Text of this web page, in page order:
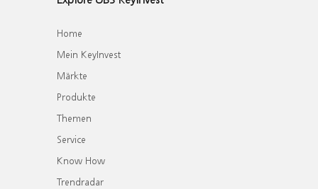
Home
Mein KeyInvest
Märkte
Produkte
Themen
Service
Know How
Trendradar